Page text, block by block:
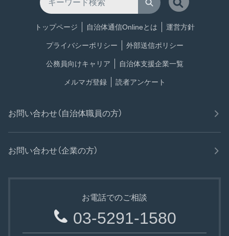
トップページ 自治体通信Onlineとは 運営方針
プライバシーポリシー 外部送信ポリシー
公務員向けキャリア 自治体支援企業一覧
メルマガ登録 読者アンケート
お問い合わせ（自治体職員の方）
お問い合わせ（企業の方）
お電話でのご相談
03-5291-1580